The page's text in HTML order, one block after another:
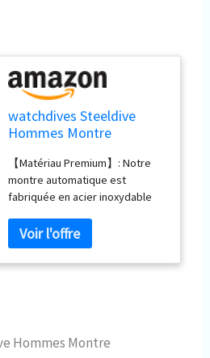
watchdives Steeldive
Hommes Montre
Sd1970 Montre-Bracelet
Nh35 Mouvement 200m
Montres De Plongée
【Matériau Premium】: Notre
montre automatique est
fabriquée en acier inoxydable
verre saphir avec revêtement
ar. Lunette en céramique à
rotation unidirectionnelle de 120
mécanique Japonais NH35
Hommes Montre